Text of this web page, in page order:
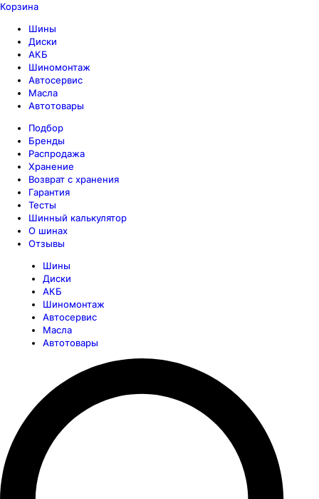
Корзина
Шины
Диски
АКБ
Шиномонтаж
Автосервис
Масла
Автотовары
Подбор
Бренды
Распродажа
Хранение
Возврат с хранения
Гарантия
Тесты
Шинный калькулятор
О шинах
Отзывы
Шины
Диски
АКБ
Шиномонтаж
Автосервис
Масла
Автотовары